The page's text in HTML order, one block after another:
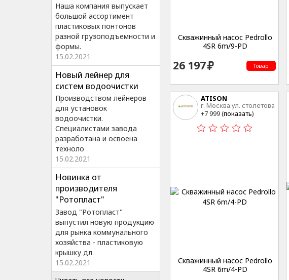
Наша компания выпускает
большой ассортимент
пластиковых понтонов
разной грузоподъемности и
формы.
15.02.2021
Новый лейнер для
систем водоочистки
Производством лейнеров
для установок
водоочистки.
Специалистами завода
разработана и освоена
техноло
15.02.2021
Новинка от
производителя
"Ротопласт"
Завод "Ротопласт"
выпустил новую продукцию
для рынка коммунального
хозяйства - пластиковую
крышку дл
15.02.2021
Скважинный насос Pedrollo
4SR 6m/9-PD
26 197 Товар
ATISON
г. Москва ул. столетова
15
+7 999 (показать)
Скважинный насос Pedrollo
4SR 6m/4-PD